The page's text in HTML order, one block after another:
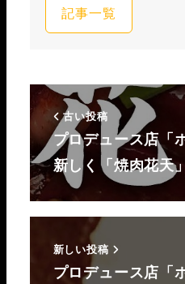
記事一覧
古い投稿
プロデュース店「
新しく「焼肉花天
新しい投稿
プロデュース店「